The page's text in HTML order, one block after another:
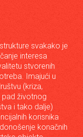
svakako je
interesa
stvorenih
Imajući u
(kriza,
pad životnog
i tako dalje)
korisnika
konačnih